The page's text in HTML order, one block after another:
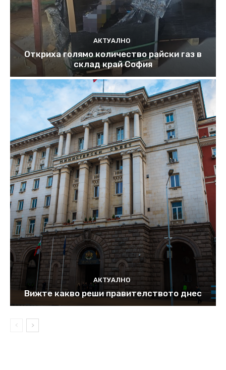
АКТУАЛНО
Откриха голямо количество райски газ в
склад край София
АКТУАЛНО
Вижте какво реши правителството днес